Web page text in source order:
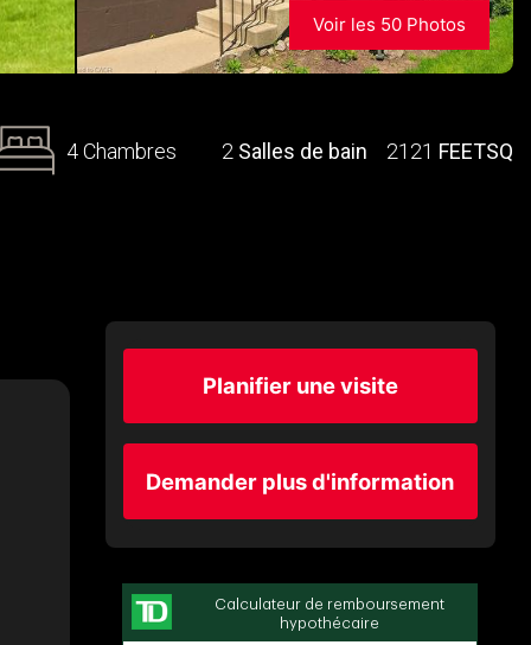
Voir les 50 Photos
4 Chambres 2 Salles de bain 2121 FEETSQ
Planifier une visite
Demander plus d'information